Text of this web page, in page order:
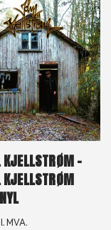
–
KJELLSTRØM
MVA.